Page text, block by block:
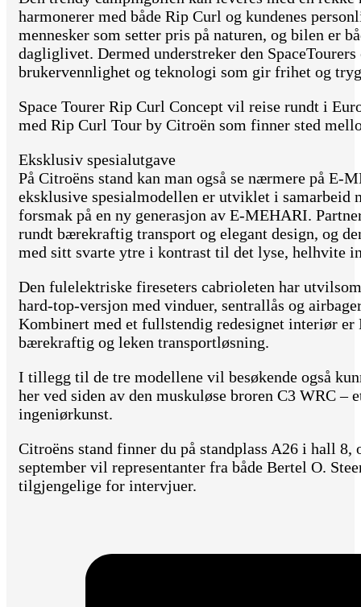
harmonerer med både Rip Curl og kundenes
mennesker som setter pris på naturen, og bilen er
dagliglivet. Dermed understreker den
brukervennlighet og teknologi som gir frihet og
Space Tourer Rip Curl Concept vil reise rundt i
med Rip Curl Tour by Citroën som finner sted
Eksklusiv spesialutgave
På Citroëns stand kan man også se nærmere på E-
eksklusive spesialmodellen er utviklet i samarbeid
forsmak på en ny generasjon av E-MEHARI.
rundt bærekraftig transport og elegant design, og
med sitt svarte ytre i kontrast til det lyse, helhvite
Den fulelektriske fireseters cabrioleten har
hard-top-versjon med vinduer, sentrallås og
Kombinert med et fullstendig redesignet interiør er
bærekraftig og leken transportløsning.
I tillegg til de tre modellene vil besøkende også
her ved siden av den muskuløse broren C3 WRC –
ingeniørkunst.
Citroëns stand finner du på standplass A26 i hall 8,
september vil representanter fra både Bertel O.
tilgjengelige for intervjuer.